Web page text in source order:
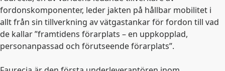
fordonskomponenter, leder jakten på hållbar mobilitet i
allt från sin tillverkning av vätgastankar för fordon till vad
de kallar ”framtidens förarplats – en uppkopplad,
personanpassad och förutseende förarplats”.